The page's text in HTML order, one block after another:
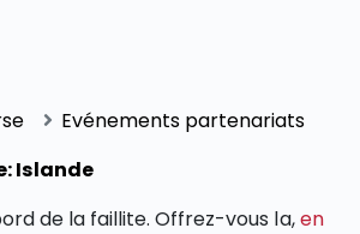
Evénements partenariats
Islande
de la faillite. Offrez-vous la,en